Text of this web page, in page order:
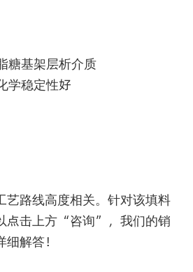
糖基架层析介质
学稳定性好
艺路线高度相关。针对该填料
点击上方“咨询”，我们的销
解答！